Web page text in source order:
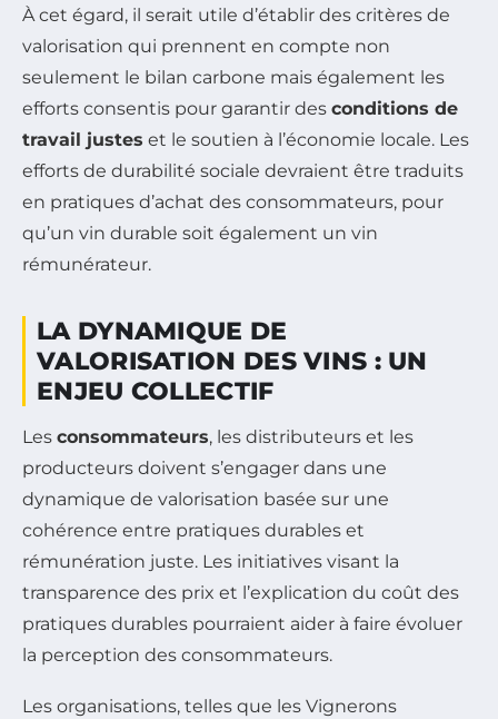
À cet égard, il serait utile d’établir des critères de
valorisation qui prennent en compte non
seulement le bilan carbone mais également les
efforts consentis pour garantir des conditions de
travail justes et le soutien à l’économie locale. Les
efforts de durabilité sociale devraient être traduits
en pratiques d’achat des consommateurs, pour
qu’un vin durable soit également un vin
rémunérateur.
LA DYNAMIQUE DE
VALORISATION DES VINS : UN
ENJEU COLLECTIF
Les consommateurs, les distributeurs et les
producteurs doivent s’engager dans une
dynamique de valorisation basée sur une
cohérence entre pratiques durables et
rémunération juste. Les initiatives visant la
transparence des prix et l’explication du coût des
pratiques durables pourraient aider à faire évoluer
la perception des consommateurs.
Les organisations, telles que les Vignerons